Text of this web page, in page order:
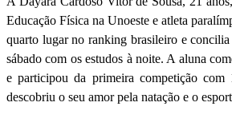
Educação Física na Unoeste e atleta
quarto lugar no ranking brasileiro e concilia
sábado com os estudos à noite. A aluna
e participou da primeira competição
descobriu o seu amor pela natação e o